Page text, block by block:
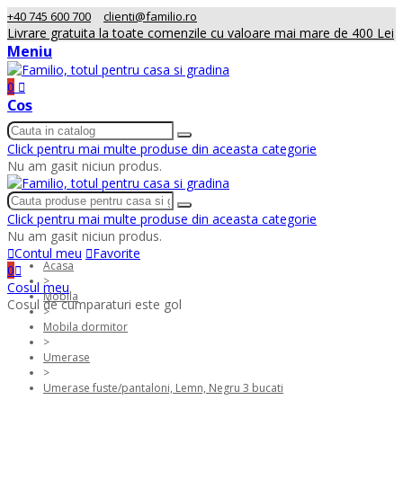
+40 745 600 700 clienti@familio.ro
Livrare gratuita la toate comenzile cu valoare mai mare de 400 Lei
Meniu
0
Cos
Click pentru mai multe produse din aceasta categorie
Nu am gasit niciun produs.
Click pentru mai multe produse din aceasta categorie
Nu am gasit niciun produs.
Contul meu
Favorite
0
Cosul meu
Cosul de cumparaturi este gol
Acasa
>
Mobila
>
Mobila dormitor
>
Umerase
>
Umerase fuste/pantaloni, Lemn, Negru 3 bucati